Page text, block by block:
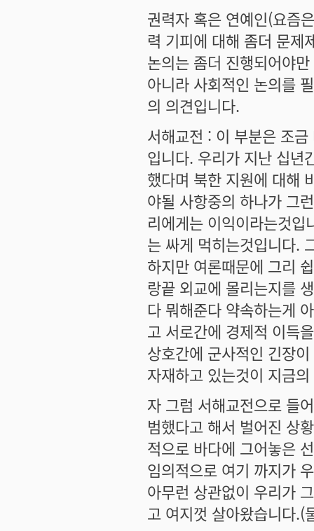
권력자 혹은 연예인(요즘
력 기피에 대해 좀더 문제
논의는 좀더 진행되어야
아니라 사회적인 논의를
의 의견입니다.
서해교전 : 이 부분은 조
입니다. 우리가 지난 십년
했다며 북한 지원에 대해
야될 사항중의 하나가 그
리에게는 이익이라는것
는 싸게 먹히는것입니다.
하지만 여론때문에 그리
랑끝 외교에 몰리는지를
다 뭐해준다 약속하는게
고 서로간에 경제적 이득
상호간에 군사적인 긴장
자재하고 있는것이 지금
자 그럼 서해교전으로 들
범했다고 해서 벌어진 상
적으로 바다에 그어놓은
임의적으로 여기 까지가
아무런 상관없이 우리가
고 여지껏 살아왔습니다.(